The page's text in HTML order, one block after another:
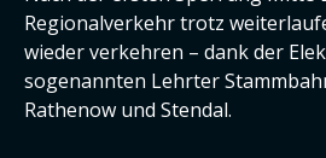
Regionalverkehr trotz
wieder verkehren – dank der
sogenannten Lehrter
Rathenow und Stendal.